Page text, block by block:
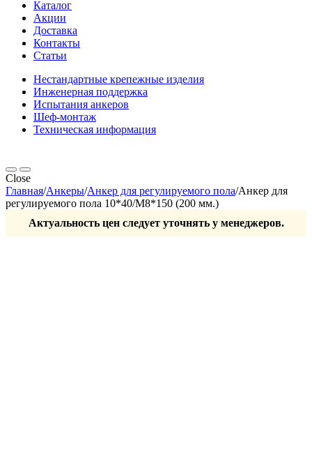
Каталог
Акции
Доставка
Контакты
Статьи
Нестандартные крепежные изделия
Инженерная поддержка
Испытания анкеров
Шеф-монтаж
Техническая информация
Close
Главная/Анкеры/Анкер для регулируемого пола/Анкер для
регулируемого пола 10*40/М8*150 (200 мм.)
Актуальность цен следует уточнять у менеджеров.